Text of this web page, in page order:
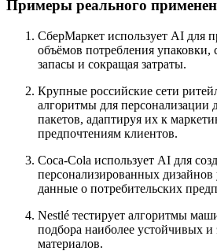
Примеры реального
СберМаркет использует AI для
объёмов потребления
запасы и сокращая затраты.
Крупные российские сети
алгоритмы для персонализации
пакетов, адаптируя их к
предпочтениям клиентов.
Coca-Cola использует AI для
персонализированных дизайнов
данные о потребительских
Nestlé тестирует алгоритмы
подбора наиболее устойчивых
материалов.